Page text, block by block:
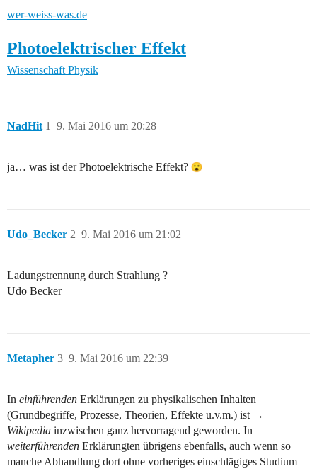
wer-weiss-was.de
Photoelektrischer Effekt
Wissenschaft Physik
NadHit 9. Mai 2016 um 20:28
1
ja… was ist der Photoelektrische Effekt?
Udo_Becker 9. Mai 2016 um 21:02
2
Ladungstrennung durch Strahlung ?
Udo Becker
Metapher 9. Mai 2016 um 22:39
3
In einführenden Erklärungen zu physikalischen Inhalten
(Grundbegriffe, Prozesse, Theorien, Effekte u.v.m.) ist →
Wikipedia inzwischen ganz hervorragend geworden. In
weiterführenden Erklärungten übrigens ebenfalls, auch wenn so
manche Abhandlung dort ohne vorheriges einschlägiges Studium